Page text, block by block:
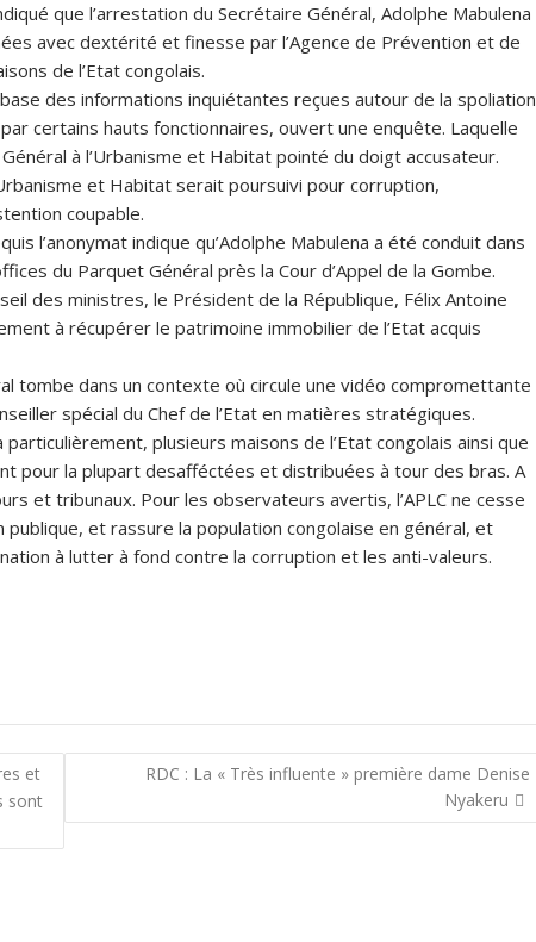
que l’arrestation du Secrétaire Général, Adolphe Mabulena
avec dextérité et finesse par l’Agence de Prévention et de
de l’Etat congolais.
des informations inquiétantes reçues autour de la spoliation
certains hauts fonctionnaires, ouvert une enquête. Laquelle
à l’Urbanisme et Habitat pointé du doigt accusateur.
et Habitat serait poursuivi pour corruption,
coupable.
l’anonymat indique qu’Adolphe Mabulena a été conduit dans
du Parquet Général près la Cour d’Appel de la Gombe.
des ministres, le Président de la République, Félix Antoine
à récupérer le patrimoine immobilier de l’Etat acquis
tombe dans un contexte où circule une vidéo compromettante
spécial du Chef de l’Etat en matières stratégiques.
plusieurs maisons de l’Etat congolais ainsi que
pour la plupart desafféctées et distribuées à tour des bras. A
et tribunaux. Pour les observateurs avertis, l’APLC ne cesse
publique, et rassure la population congolaise en général, et
à lutter à fond contre la corruption et les anti-valeurs.
et
sont
RDC : La « Très influente » première dame Denise
Nyakeru